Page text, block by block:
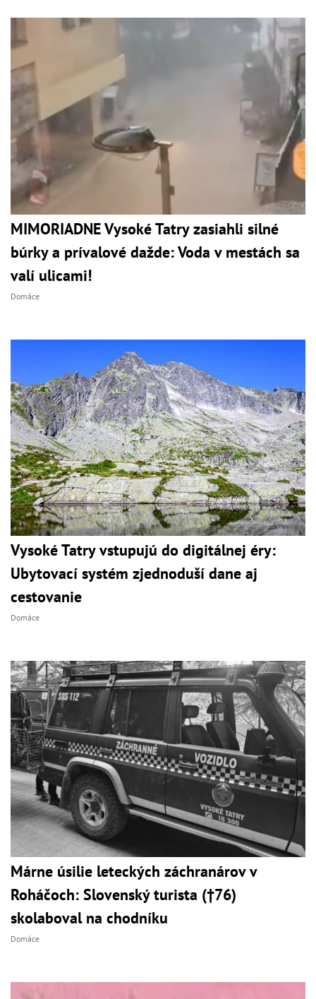
MIMORIADNE Vysoké Tatry zasiahli silné
búrky a prívalové dažde: Voda v mestách sa
valí ulicami!
Domáce
Vysoké Tatry vstupujú do digitálnej éry:
Ubytovací systém zjednoduší dane aj
cestovanie
Domáce
Márne úsilie leteckých záchranárov v
Roháčoch: Slovenský turista (†76)
skolaboval na chodníku
Domáce